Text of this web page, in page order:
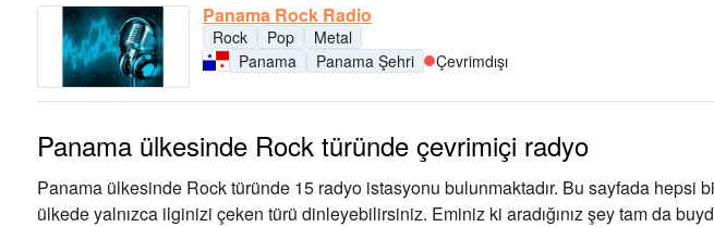
Panama Rock Radio
Rock Pop
Metal
Panama
Panama Şehri Çevrimdışı
Panama ülkesinde Rock türünde çevrimiçi radyo
Panama ülkesinde Rock türünde 15 radyo istasyonu bulunmaktadır. Bu sayfada hepsi
ülkede yalnızca ilginizi çeken türü dinleyebilirsiniz. Eminiz ki aradığınız şey tam da